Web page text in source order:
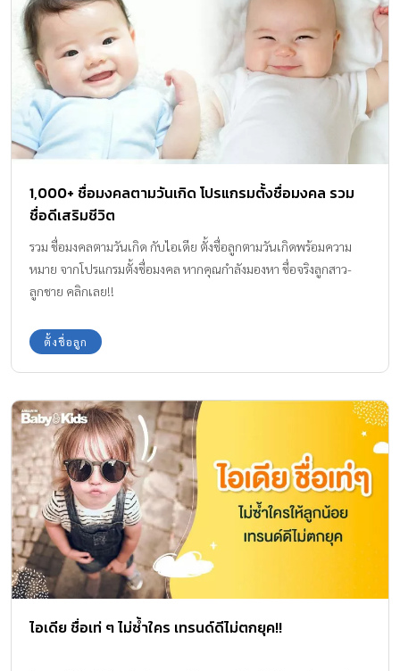
1,000+ ชื่อมงคลตามวันเกิด โปรแกรมตั้งชื่อมงคล รวม
ชื่อดีเสริมชีวิต
รวม ชื่อมงคลตามวันเกิด กับไอเดีย ตั้งชื่อลูกตามวันเกิดพร้อมความ
หมาย จากโปรแกรมตั้งชื่อมงคล หากคุณกำลังมองหา ชื่อจริงลูกสาว-
ลูกชาย คลิกเลย!!
ตั้งชื่อลูก
ไอเดีย ชื่อเท่ ๆ ไม่ซ้ำใคร เทรนด์ดีไม่ตกยุค!!